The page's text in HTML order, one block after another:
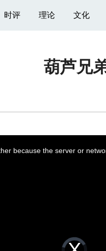
时评 理论 文化
葫芦兄
Video
Player
because the server or